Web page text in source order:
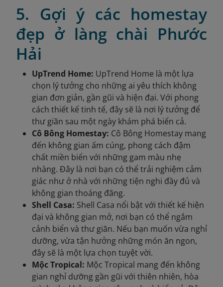
5. Gợi ý các homestay
đẹp ở làng chài Phước
Hải
UpTrend Home: UpTrend Home là một lựa
chọn lý tưởng cho những ai yêu thích không
gian đơn giản, gần gũi và hiện đại. Với phong
cách thiết kế tinh tế, đây sẽ là nơi lý tưởng để
thư giãn sau một ngày khám phá biển cả.
Cô Bông Homestay: Cô Bông Homestay mang
đến không gian ấm cúng, phong cách đậm
chất miền biển với những gam màu nhẹ
nhàng. Đây là nơi bạn có thể trải nghiệm cảm
giác như ở nhà với những tiện nghi đầy đủ và
không gian thoáng đãng.
Shell Casa: Shell Casa nổi bật với thiết kế hiện
đại và không gian mở, nơi bạn có thể ngắm
cảnh biển và thư giãn. Nếu bạn muốn vừa nghỉ
dưỡng, vừa tận hưởng những món ăn ngon,
đây sẽ là một lựa chọn tuyệt vời.
Mộc Tropical: Mộc Tropical mang đến không
gian nghỉ dưỡng gần gũi với thiên nhiên, hòa